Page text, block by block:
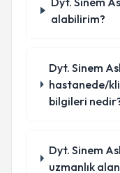
alabilirim?
Dyt. Sinem
hastanede/
bilgileri
Dyt. Sinem
uzmanlık